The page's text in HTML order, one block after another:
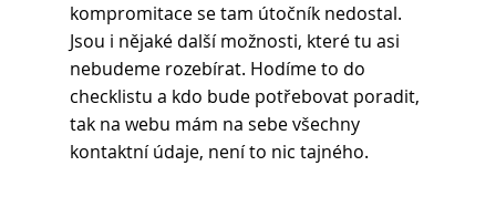
kompromitace se tam útočník nedostal.
Jsou i nějaké další možnosti, které tu asi
nebudeme rozebírat. Hodíme to do
checklistu a kdo bude potřebovat poradit,
tak na webu mám na sebe všechny
kontaktní údaje, není to nic tajného.